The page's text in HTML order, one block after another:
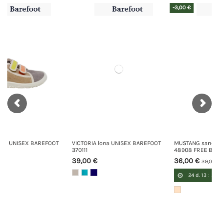
VICTORIA lona UNISEX BAREFOOT
-3,00 €
MUSTANG sandalia BAREFOOT